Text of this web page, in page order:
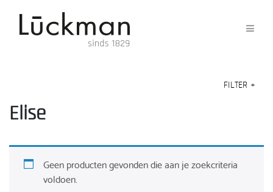
FILTER +
Elise
Geen producten gevonden die aan je zoekcriteria
voldoen.